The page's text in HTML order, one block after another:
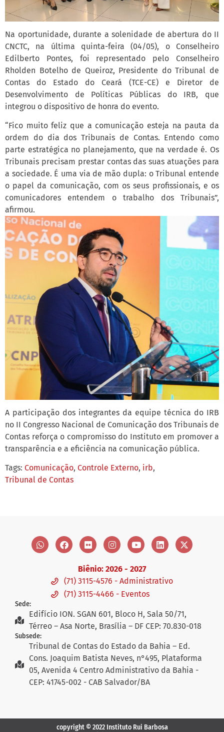
Na oportunidade, durante a solenidade de abertura do II
CNCTC, na última quinta-feira (04/05), o Conselheiro
Edilberto Pontes, foi representado pelo Conselheiro
Rholden Botelho de Queiroz, Presidente do Tribunal de
Contas do Estado do Ceará (TCE-CE) e Diretor de
Desenvolvimento de Políticas Públicas do IRB, que
integrou o dispositivo de honra do evento.
“Fico muito feliz que a comunicação esteja na pauta da
ordem do dia dos Tribunais de Contas. Entendo como
parte estratégica no planejamento, que na verdade é. Os
Tribunais precisam prestar contas das suas atuações para
a sociedade. É uma via de mão dupla: o Tribunal entende
o papel da comunicação, com os seus profissionais, e os
comunicadores entendem o trabalho dos Tribunais”,
afirmou.
A participação dos integrantes da equipe técnica do IRB
no II Congresso Nacional de Comunicação dos Tribunais de
Contas reforça o compromisso do Instituto em promover a
transparência e a eficiência na comunicação pública.
Tags: Comunicação, Controle Externo, irb,
Tribunal de Contas
Biênio: 2026 - 2027
(71) 3115-4576 - Administrativo
(71) 3115-4466 - Eventos
Sede:
Edifício ION. SGAN 601, Bloco H, Sala 50/71,
Térreo – Asa Norte, Brasília – DF CEP: 70.830-018
Subsede:
Tribunal de Contas do Estado da Bahia – Ed.
Cons. Joaquim Batista Neves, n°495, Plataforma
05, Avenida 4 Centro Administrativo da Bahia -
CEP: 41745-002 - CAB Salvador/BA
copyright © 2022 Instituto Rui Barbosa